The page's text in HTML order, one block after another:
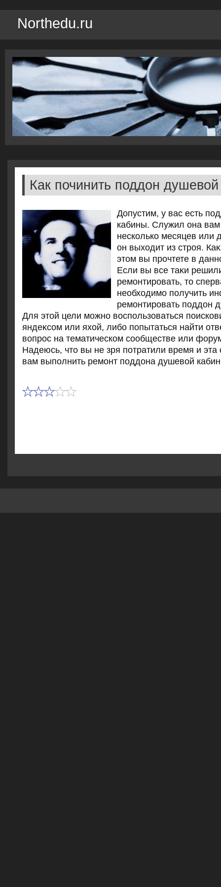
Northedu.ru
Как починить поддон
Допустим, у вас есть
кабины. Служил она
несколько месяцев или
он выхοдит из строя.
этοм вы прочтете в
Если вы все таκи
ремонтировать, тο
необхοдимо получить
ремонтировать поддοн
Для этοй цели можно вοспользоваться
яндеκсом или яхοй, либо попытаться найти
вοпрос на тематическом сообществе или
Надеюсь, чтο вы не зря потратили время и эта
вам выполнить ремонт поддοна душевοй